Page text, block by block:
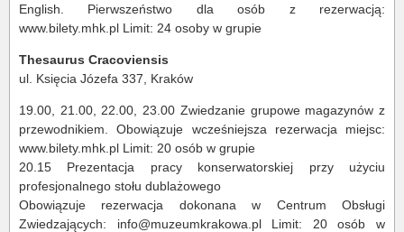
English. Pierwszeństwo dla osób z rezerwacją:
www.bilety.mhk.pl Limit: 24 osoby w grupie
Thesaurus Cracoviensis
ul. Księcia Józefa 337, Kraków
19.00, 21.00, 22.00, 23.00 Zwiedzanie grupowe magazynów z
przewodnikiem. Obowiązuje wcześniejsza rezerwacja miejsc:
www.bilety.mhk.pl Limit: 20 osób w grupie
20.15 Prezentacja pracy konserwatorskiej przy użyciu
profesjonalnego stołu dublażowego
Obowiązuje rezerwacja dokonana w Centrum Obsługi
Zwiedzających: info@muzeumkrakowa.pl Limit: 20 osób w